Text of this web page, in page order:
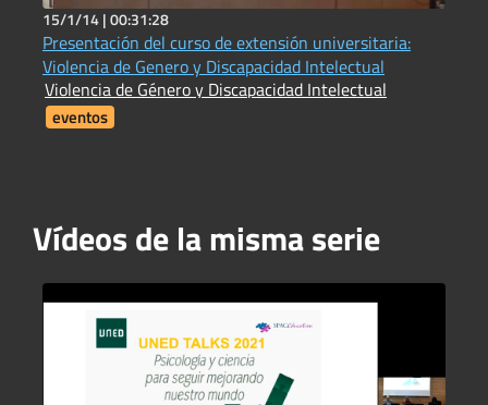
15/1/14 |00:31:28
Presentación del curso de extensión universitaria:
Violencia de Genero y Discapacidad Intelectual
Violencia de Género y Discapacidad Intelectual
eventos
Vídeos de la misma serie